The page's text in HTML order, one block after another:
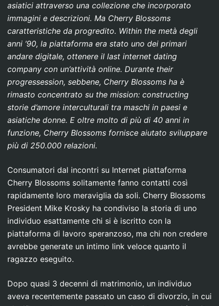
asiatici attraverso una collezione che incorporato
immagini e descrizioni. Ma Cherry Blossoms
caratteristiche da progredito. Within the metà degli
anni ’90, la piattaforma era stato uno dei primari
andare digitale, ottenere il last internet dating
company con un’attività online. Durante their
progressession, sebbene, Cherry Blossoms ha è
rimasto concentrato su the mission: constructing
storie d’amore interculturali tra maschi in paesi e
asiatiche donne. E oltre molto di più di 40 anni in
funzione, Cherry Blossoms fornisce aiutato sviluppare
più di 250.000 relazioni.
Consumatori dal incontri su Internet piattaforma
Cherry Blossoms solitamente fanno contatti così
rapidamente loro meraviglia da soli. Cherry Blossoms
President Mike Krosky ha condiviso la storia di uno
individuo esattamente chi si è iscritto con la
piattaforma di lavoro speranzoso, ma chi non credere
avrebbe generate un intimo link veloce quanto il
ragazzo eseguito.
Dopo quasi 3 decenni di matrimonio, un individuo
aveva recentemente passato un caso di divorzio, in cui